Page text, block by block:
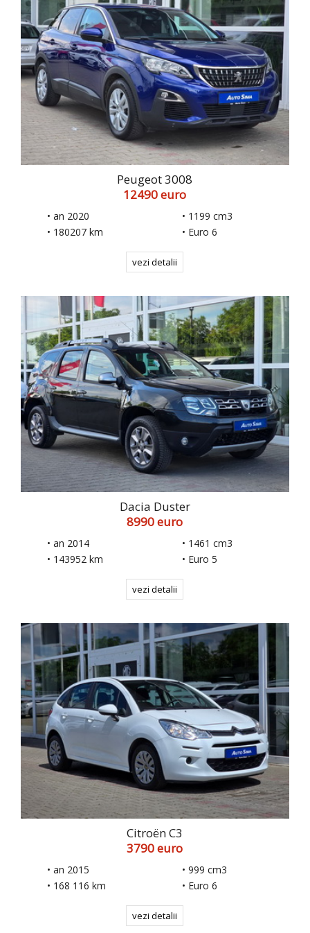
Peugeot 3008
12490 euro
• an 2020
• 180207 km
• 1199 cm3
• Euro 6
vezi detalii
Dacia Duster
8990 euro
• an 2014
• 143952 km
• 1461 cm3
• Euro 5
vezi detalii
Citroën C3
3790 euro
• an 2015
• 168 116 km
• 999 cm3
• Euro 6
vezi detalii